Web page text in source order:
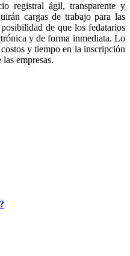
registral ágil, transparente y
cargas de trabajo para las
de que los fedatarios
y de forma inmediata. Lo
y tiempo en la inscripción
empresas.